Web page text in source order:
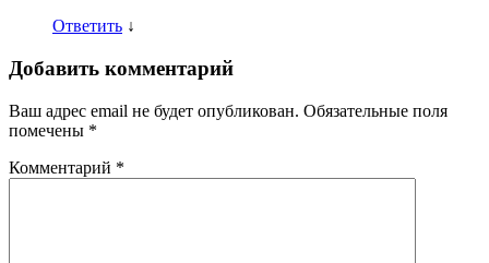
Ответить ↓
Добавить комментарий
Ваш адрес email не будет опубликован. Обязательные поля
помечены *
Комментарий *